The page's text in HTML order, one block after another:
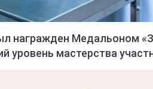
награжден Медальоном
уровень мастерства